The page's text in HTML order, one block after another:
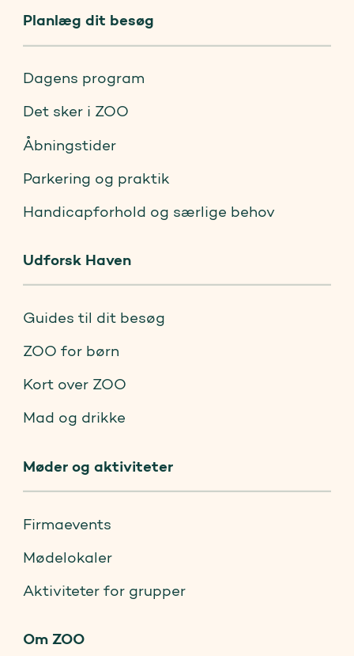
Planlæg dit besøg
Dagens program
Det sker i ZOO
Åbningstider
Parkering og praktik
Handicapforhold og særlige behov
Udforsk Haven
Guides til dit besøg
ZOO for børn
Kort over ZOO
Mad og drikke
Møder og aktiviteter
Firmaevents
Mødelokaler
Aktiviteter for grupper
Om ZOO